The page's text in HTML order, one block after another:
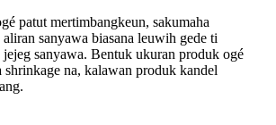
patut mertimbangkeun, sakumaha
sanyawa biasana leuwih gede ti
jejeg sanyawa. Bentuk ukuran produk ogé
shrinkage na, kalawan produk kandel